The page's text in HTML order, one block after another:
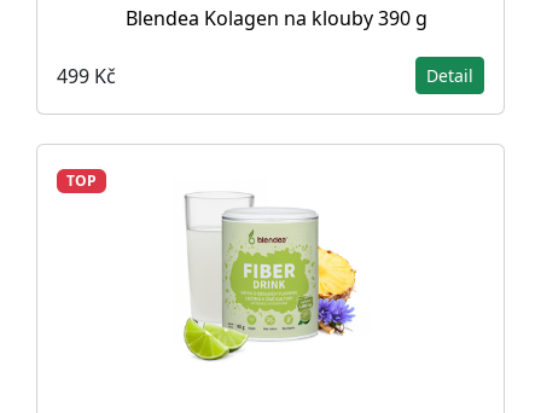
Blendea Kolagen na klouby 390 g
499 Kč Detail
TOP